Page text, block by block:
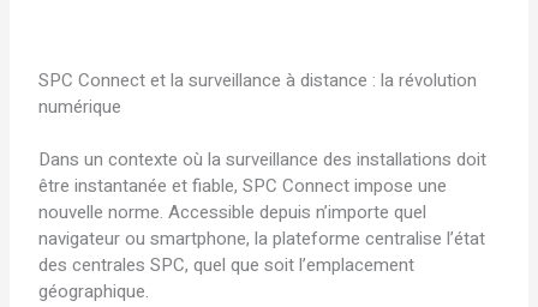
SPC Connect et la surveillance à distance : la révolution
numérique
Dans un contexte où la surveillance des installations doit
être instantanée et fiable, SPC Connect impose une
nouvelle norme. Accessible depuis n’importe quel
navigateur ou smartphone, la plateforme centralise l’état
des centrales SPC, quel que soit l’emplacement
géographique.